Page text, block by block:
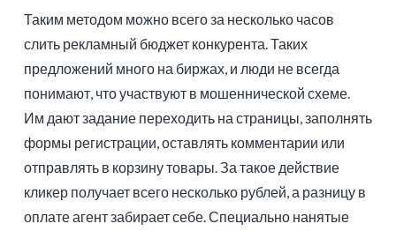
Таким методом можно всего за несколько часов
слить рекламный бюджет конкурента. Таких
предложений много на биржах, и люди не всегда
понимают, что участвуют в мошеннической схеме.
Им дают задание переходить на страницы, заполнять
формы регистрации, оставлять комментарии или
отправлять в корзину товары. За такое действие
кликер получает всего несколько рублей, а разницу в
оплате агент забирает себе. Специально нанятые